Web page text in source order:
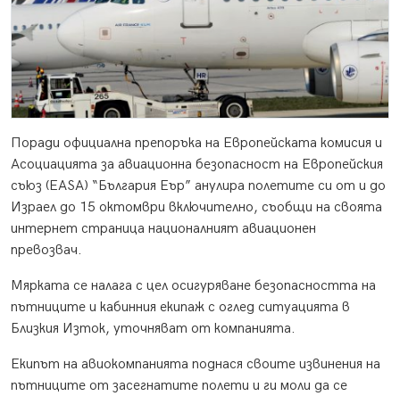
Поради официална препоръка на Европейската комисия и
Асоциацията за авиационна безопасност на Европейския
съюз (EASA) “България Еър” анулира полетите си от и до
Израел до 15 октомври включително, съобщи на своята
интернет страница националният авиационен
превозвач.
Мярката се налага с цел осигуряване безопасността на
пътниците и кабинния екипаж с оглед ситуацията в
Близкия Изток, уточняват от компанията.
Екипът на авиокомпанията поднася своите извинения на
пътниците от засегнатите полети и ги моли да се